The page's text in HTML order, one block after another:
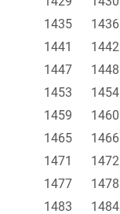
1435
1436
1441
1442
1447
1448
1453
1454
1459
1460
1465
1466
1471
1472
1477
1478
1483
1484